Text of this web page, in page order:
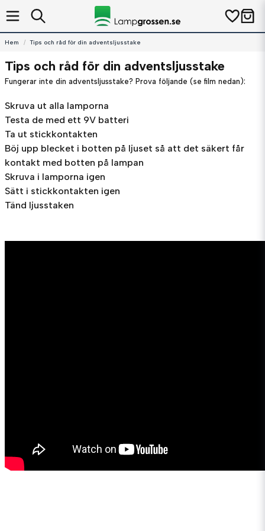
Hem Tips och råd för din adventsljusstake
Tips och råd för din adventsljusstake
Fungerar inte din adventsljusstake? Prova följande (se film nedan):
Skruva ut alla lamporna
Testa de med ett 9V batteri
Ta ut stickkontakten
Böj upp blecket i botten på ljuset så att det säkert får
kontakt med botten på lampan
Skruva i lamporna igen
Sätt i stickkontakten igen
Tänd ljusstaken